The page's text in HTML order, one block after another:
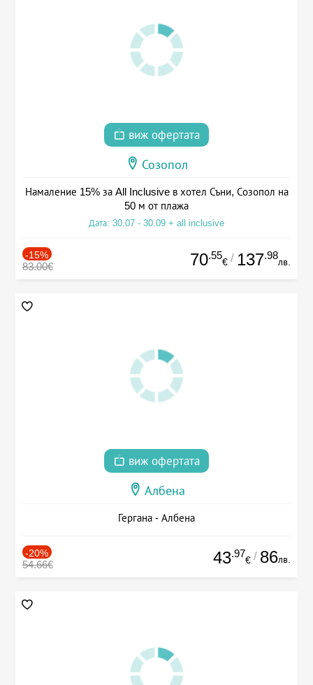
виж офертата
Созопол
Намаление 15% за All Inclusive в хотел Съни, Созопол на
50 м от плажа
Дата: 30.07 - 30.09 + all inclusive
-15%
83.00€ 70.55
€ / 137.98
лв.
виж офертата
Албена
Гергана - Албена
-20%
54.66€ 43.97
€ / 86лв.